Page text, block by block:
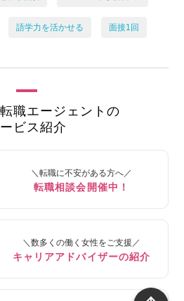
語学力を活かせる 面接1回
職エージェントの
ビス紹介
＼転職に不安がある方へ／
転職相談会開催中！
＼数多くの働く女性をご支援／
キャリアアドバイザーの紹介